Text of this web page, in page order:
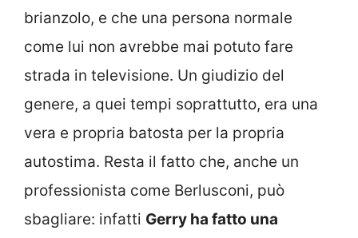
brianzolo, e che una persona normale
come lui non avrebbe mai potuto fare
strada in televisione. Un giudizio del
genere, a quei tempi soprattutto, era una
vera e propria batosta per la propria
autostima. Resta il fatto che, anche un
professionista come Berlusconi, può
sbagliare: infatti Gerry ha fatto una